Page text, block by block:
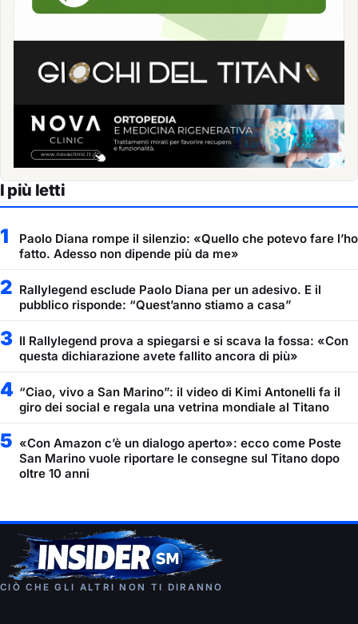
I più letti
1
Paolo Diana rompe il silenzio: «Quello che potevo fare l’ho
fatto. Adesso non dipende più da me»
2 Rallylegend esclude Paolo Diana per un adesivo. E il
pubblico risponde: “Quest’anno stiamo a casa”
3 Il Rallylegend prova a spiegarsi e si scava la fossa: «Con
questa dichiarazione avete fallito ancora di più»
4 “Ciao, vivo a San Marino”: il video di Kimi Antonelli fa il
giro dei social e regala una vetrina mondiale al Titano
5 «Con Amazon c’è un dialogo aperto»: ecco come Poste
San Marino vuole riportare le consegne sul Titano dopo
oltre 10 anni
CIÒ CHE GLI ALTRI NON TI DIRANNO